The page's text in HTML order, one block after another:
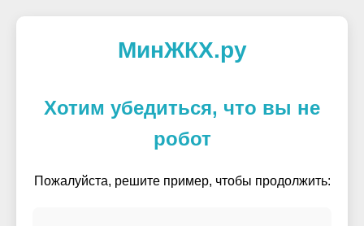
МинЖКХ.ру
Хотим убедиться, что вы не
робот
Пожалуйста, решите пример, чтобы продолжить: